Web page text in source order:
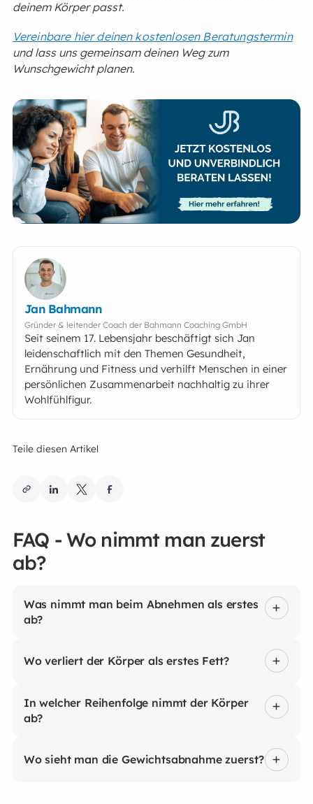
deinem Körper passt.
Vereinbare hier deinen kostenlosen Beratungstermin
und lass uns gemeinsam deinen Weg zum
Wunschgewicht planen.
Jan Bahmann
Gründer & leitender Coach der Bahmann Coaching GmbH
Seit seinem 17. Lebensjahr beschäftigt sich Jan
leidenschaftlich mit den Themen Gesundheit,
Ernährung und Fitness und verhilft Menschen in einer
persönlichen Zusammenarbeit nachhaltig zu ihrer
Wohlfühlfigur.
Teile diesen Artikel
FAQ - Wo nimmt man zuerst
ab?
Was nimmt man beim Abnehmen als erstes
ab?
Wo verliert der Körper als erstes Fett?
In welcher Reihenfolge nimmt der Körper
ab?
Wo sieht man die Gewichtsabnahme zuerst?